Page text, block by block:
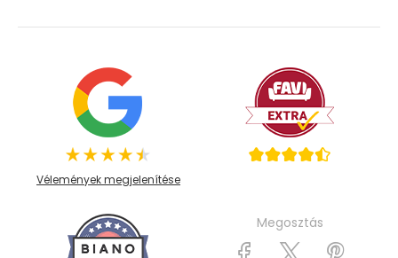
Vélemények megjelenítése
Megosztás